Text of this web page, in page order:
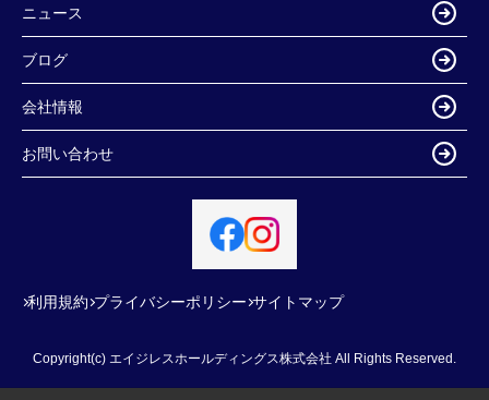
ニュース
ブログ
会社情報
お問い合わせ
利用規約 プライバシーポリシー サイトマップ
Copyright(c) エイジレスホールディングス株式会社 All Rights Reserved.